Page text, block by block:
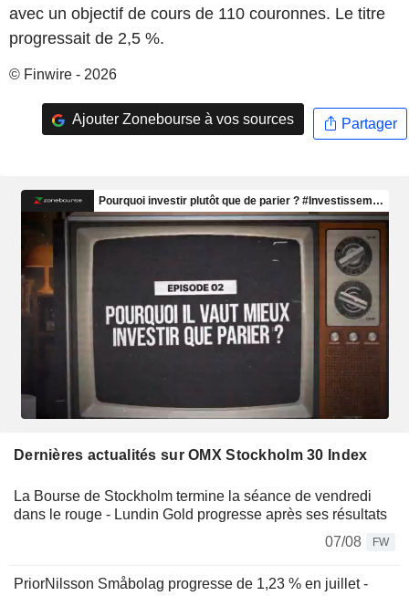
avec un objectif de cours de 110 couronnes. Le titre
progressait de 2,5 %.
© Finwire - 2026
Ajouter Zonebourse à vos sources Partager
Dernières actualités sur OMX Stockholm 30 Index
La Bourse de Stockholm termine la séance de vendredi
dans le rouge - Lundin Gold progresse après ses résultats
07/08
FW
PriorNilsson Småbolag progresse de 1,23 % en juillet -